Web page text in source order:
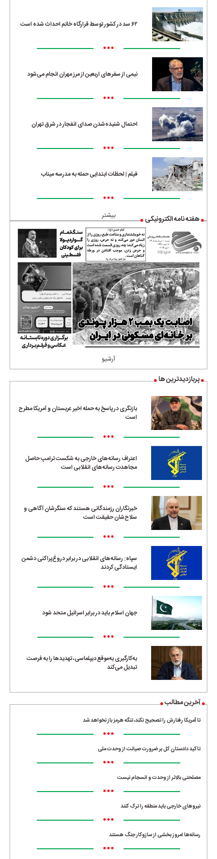
۶۲ سد در کشور توسط قرارگاه خاتم احداث شده است
•••
نیمی از سفرهای اربعین از مرز مهران انجام می‌شود
•••
احتمال شنیده‌شدن صدای انفجار در شرق تهران
•••
فیلم | لحظات ابتدایی حمله به مدرسه میناب
•••
بیشتر هفته نامه الکترونیکی
آرشیو
پربازدیدترین ها
بازنگری در پاسخ به حمله اخیر عربستان و آمریکا مطرح
است
•••
اعتراف رسانه‌های خارجی به شکست ترامپ حاصل
مجاهدت رسانه‌های انقلابی است
•••
خبرنگاران رزمندگانی هستند که سنگرشان آگاهی و
سلاح‌شان حقیقت است
•••
سپاه: رسانه‌های انقلابی در برابر دروغ‌پراکنی دشمن
ایستادگی کردند
•••
جهان اسلام باید در برابر اسرائیل متحد شود
•••
به‌کارگیری به‌موقع دیپلماسی، تهدیدها را به فرصت
تبدیل می‌کند
آخرین مطالب
تا آمریکا رفتارش را تصحیح نکند، تنگه هرمز باز نخواهد شد
•••
تاکید دادستان کل بر ضرورت صیانت از وحدت ملی
•••
مصلحتی بالاتر از وحدت و انسجام نیست
•••
نیروهای خارجی باید منطقه را ترک کنند
•••
رسانه‌ها امروز بخشی از سازوکار جنگ هستند
•••